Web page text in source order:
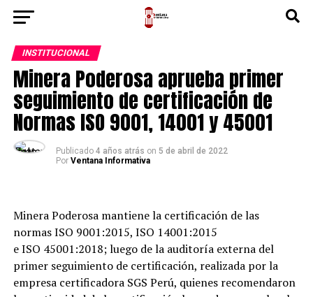
INSTITUCIONAL
Minera Poderosa aprueba primer
seguimiento de certificación de
Normas ISO 9001, 14001 y 45001
Publicado 4 años atrás on 5 de abril de 2022
Por Ventana Informativa
Minera Poderosa mantiene la certificación de las
normas ISO 9001:2015, ISO 14001:2015
e ISO 45001:2018; luego de la auditoría externa del
primer seguimiento de certificación, realizada por la
empresa certificadora SGS Perú, quienes recomendaron